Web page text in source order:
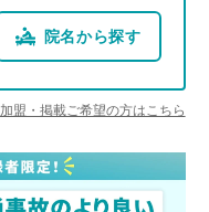
院名から探す
加盟・掲載ご希望の方はこちら